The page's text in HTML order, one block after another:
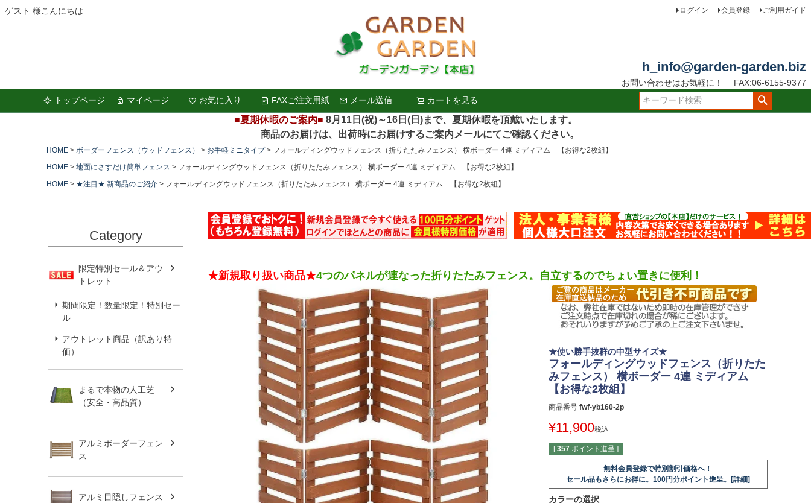
ゲスト 様こんにちは ログイン 会員登録 ご利用ガイド
h_info@garden-garden.biz
お問い合わせはお気軽に！
FAX:06-6155-9377
トップページ
マイページ お気に入り FAXご注文用紙 メール送信 カートを見る
検索
■夏期休暇のご案内■ 8月11日(祝)～16日(日)まで、夏期休暇を頂戴いたします。
商品のお届けは、出荷時にお届けするご案内メールにてご確認ください。
HOME ボーダーフェンス（ウッドフェンス） お手軽ミニタイプ
フォールディングウッドフェンス（折りたたみフェンス） 横ボーダー 4連 ミディアム 【お得な2枚組】
HOME
地面にさすだけ簡単フェンス
フォールディングウッドフェンス（折りたたみフェンス） 横ボーダー 4連 ミディアム 【お得な2枚組】
HOME
★注目★ 新商品のご紹介 フォールディングウッドフェンス（折りたたみフェンス） 横ボーダー 4連 ミディアム 【お得な2枚組】
Category
限定特別セール＆アウ
トレット
期間限定！数量限定！特別セー
ル
アウトレット商品（訳あり特
価）
まるで本物の人工芝
（安全・高品質）
アルミボーダーフェン
ス
アルミ目隠しフェンス
★新規取り扱い商品★4つのパネルが連なった折りたたみフェンス。自立するのでちょい置きに便利！
★使い勝手抜群の中型サイズ★
フォールディングウッドフェンス（折りたた
みフェンス） 横ボーダー 4連 ミディアム
【お得な2枚組】
商品番号 fwf-yb160-2p
¥11,900税込
[ 357 ポイント進呈 ]
無料会員登録で特別割引価格へ！
セール品もさらにお得に。100円分ポイント進呈。[詳細]
カラーの選択